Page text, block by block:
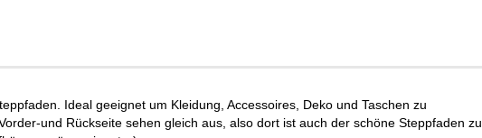
Ideal geeignet um Kleidung, Accessoires, Deko und Taschen zu
und Rückseite sehen gleich aus, also dort ist auch der schöne Steppfaden zu